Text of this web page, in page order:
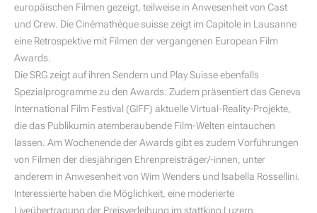
europäischen Filmen gezeigt, teilweise in Anwesenheit von Cast
und Crew. Die Cinémathèque suisse zeigt im Capitole in Lausanne
eine Retrospektive mit Filmen der vergangenen European Film
Awards.
Die SRG zeigt auf ihren Sendern und Play Suisse ebenfalls
Spezialprogramme zu den Awards. Zudem präsentiert das Geneva
International Film Festival (GIFF) aktuelle Virtual-Reality-Projekte,
die das Publikumin atemberaubende Film-Welten eintauchen
lassen. Am Wochenende der Awards gibt es zudem Vorführungen
von Filmen der diesjährigen Ehrenpreisträger/-innen, unter
anderem in Anwesenheit von Wim Wenders und Isabella Rossellini.
Interessierte haben die Möglichkeit, eine moderierte
Liveübertragung der Preisverleihung im stattkino Luzern